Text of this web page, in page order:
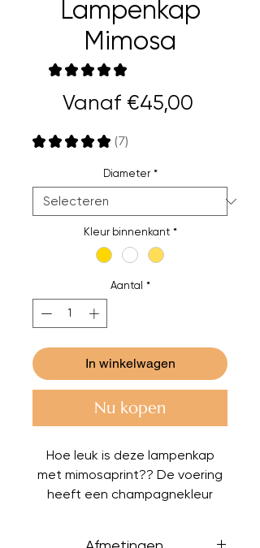
Lampenkap
Mimosa
★ ★ ★ ★ ★
Vanaf €45,00
★ ★ ★ ★ ★ 7
7
Diameter *
Kleur binnenkant *
Aantal *
In winkelwagen
Nu kopen
Hoe leuk is deze lampenkap
met mimosaprint?? De voering
heeft een champagnekleur